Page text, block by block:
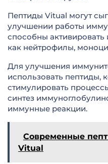
Пептиды Vitual могут
улучшении работы
способны
как нейтрофилы,
Для улучшения
использовать пептиды,
стимулировать
синтез
иммунные реакции.
Современные
Vitual